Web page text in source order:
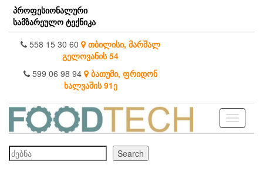
Skip
the
content
პროფესიონალური
სამზარეულო ტექნიკა
558 15 30 60 თბილისი, მარშალ
გელოვანის 54
599 06 98 94 ბათუმი, ფრიდონ
ხალვაშის 91ე
Toggle
ძებნა
Search